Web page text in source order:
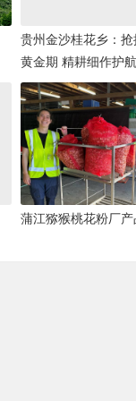
贵州金沙桂花乡：
黄金期 精耕细作护
丰产
蒲江猕猴桃花粉厂